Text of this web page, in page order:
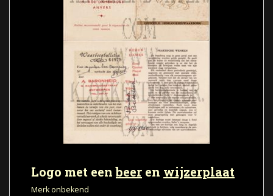
Logo met eenbeer en wijzerplaat
Merk onbekend